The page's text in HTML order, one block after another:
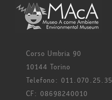
Corso Umbria 90
10144 Torino
Telefono: 011.070.25.35
CF: 08698240010